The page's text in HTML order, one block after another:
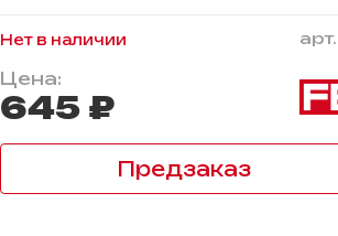
арт.
Нет в наличии
Цена:
645 ₽
Предзаказ